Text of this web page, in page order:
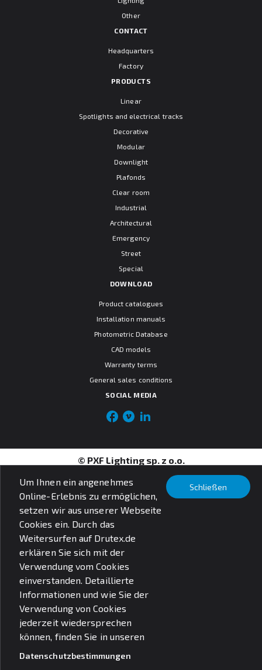
Um Ihnen ein angenehmes
Online-Erlebnis zu ermöglichen,
setzen wir aus unserer Webseite
Cookies ein. Durch das
Weitersurfen auf Drutex.de
erklären Sie sich mit der
Verwendung vom Cookies
einverstanden. Detaillierte
Informationen und wie Sie der
Verwendung von Cookies
jederzeit wiedersprechen
können, finden Sie in unseren
Datenschutzbestimmungen
Schließen
Search for products
Other
CONTACT
Headquarters
Factory
PRODUCTS
Linear
Spotlights and electrical tracks
Decorative
Modular
Downlight
Plafonds
Clear room
Industrial
Architectural
Emergency
Street
Special
DOWNLOAD
Product catalogues
Installation manuals
Photometric Database
CAD models
Warranty terms
General sales conditions
SOCIAL MEDIA
© PXF Lighting sp. z o.o.
Datenschutzbestimmungen